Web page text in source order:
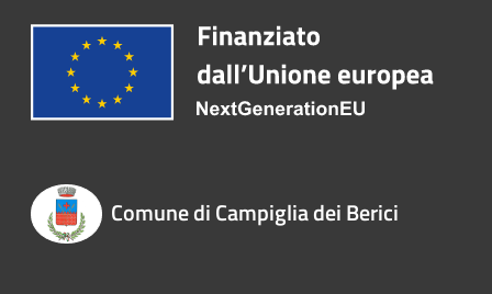
Comune di Campiglia dei Berici